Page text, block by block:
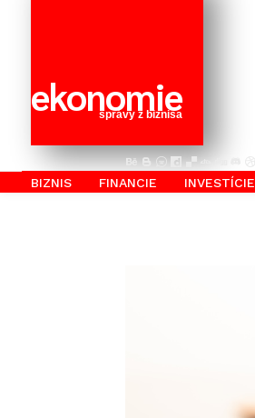
ekonomie
správy z biznisa
BIZNIS FINANCIE INVESTÍCIE